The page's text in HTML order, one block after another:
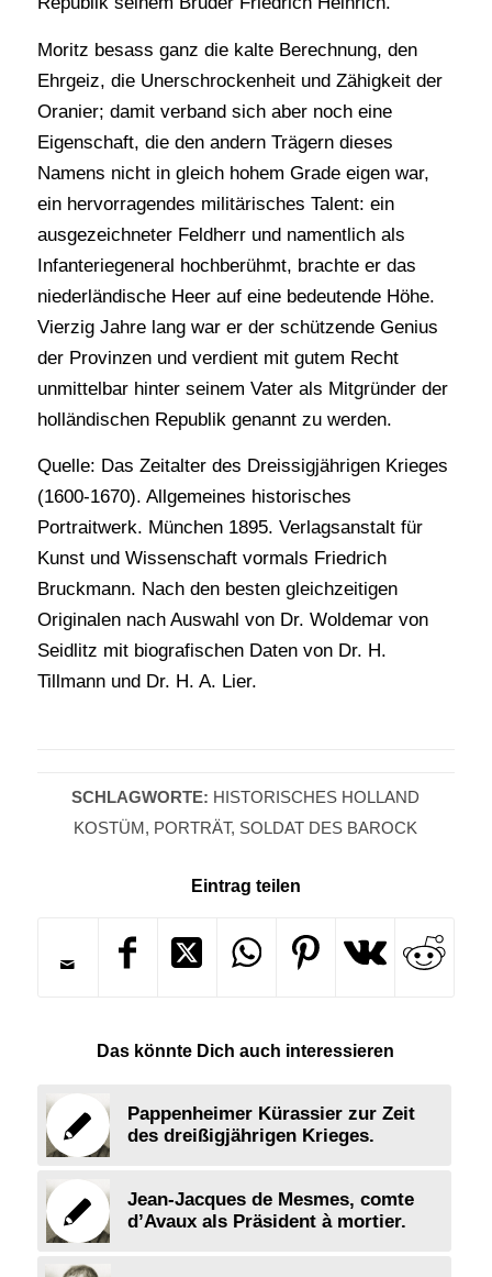
Moritz besass ganz die kalte Berechnung, den
Ehrgeiz, die Unerschrockenheit und Zähigkeit der
Oranier; damit verband sich aber noch eine
Eigenschaft, die den andern Trägern dieses
Namens nicht in gleich hohem Grade eigen war,
ein hervorragendes militärisches Talent: ein
ausgezeichneter Feldherr und namentlich als
Infanteriegeneral hochberühmt, brachte er das
niederländische Heer auf eine bedeutende Höhe.
Vierzig Jahre lang war er der schützende Genius
der Provinzen und verdient mit gutem Recht
unmittelbar hinter seinem Vater als Mitgründer der
holländischen Republik genannt zu werden.
Quelle: Das Zeitalter des Dreissigjährigen Krieges
(1600-1670). Allgemeines historisches
Portraitwerk. München 1895. Verlagsanstalt für
Kunst und Wissenschaft vormals Friedrich
Bruckmann. Nach den besten gleichzeitigen
Originalen nach Auswahl von Dr. Woldemar von
Seidlitz mit biografischen Daten von Dr. H.
Tillmann und Dr. H. A. Lier.
SCHLAGWORTE: HISTORISCHES HOLLAND
KOSTÜM, PORTRÄT, SOLDAT DES BAROCK
Eintrag teilen
Das könnte Dich auch interessieren
Pappenheimer Kürassier zur Zeit
des dreißigjährigen Krieges.
Jean-Jacques de Mesmes, comte
d’Avaux als Präsident à mortier.